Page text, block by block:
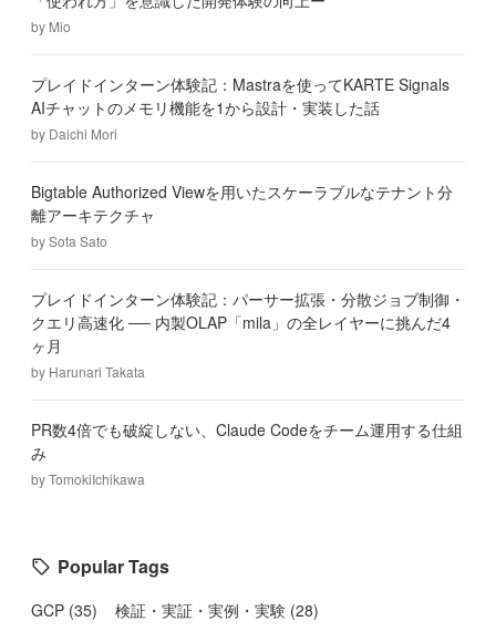
by Mio
プレイドインターン体験記：Mastraを使ってKARTE Signals
AIチャットのメモリ機能を1から設計・実装した話
by Daichi Mori
Bigtable Authorized Viewを用いたスケーラブルなテナント分
離アーキテクチャ
bySota Sato
プレイドインターン体験記：パーサー拡張・分散ジョブ制御・
クエリ高速化 ── 内製OLAP「mila」の全レイヤーに挑んだ4
ヶ月
by Harunari Takata
PR数4倍でも破綻しない、Claude Codeをチーム運用する仕組
み
byTomokiIchikawa
Popular Tags
GCP (35) 検証・実証・実例・実験 (28)